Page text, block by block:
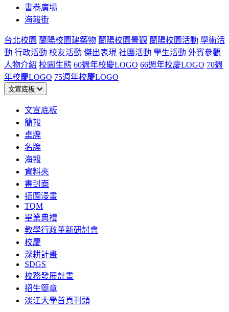
書卷廣場
海報街
台北校園 蘭陽校園建築物 蘭陽校園景觀 蘭陽校園活動 學術活
動 行政活動 校友活動 傑出表現 社團活動 學生活動 外賓參觀
人物介紹 校園生態 60週年校慶LOGO 66週年校慶LOGO 70週
年校慶LOGO 75週年校慶LOGO
文宣底板
文宣底板
簡報
桌牌
名牌
海報
資料夾
書封面
插圖漫畫
TQM
畢業典禮
教學行政革新研討會
校慶
深耕計畫
SDGS
校務發展計畫
招生簡章
淡江大學首頁刊頭